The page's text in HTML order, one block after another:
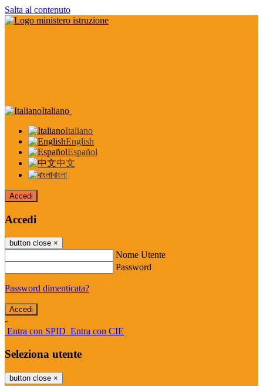
Salta al contenuto
Italiano
Italiano
English
Español
中文
বাংলা
Accedi
Accedi
button close ×
Nome Utente
Password
Password dimenticata?
-
Entra con SPID Entra con CIE
Seleziona utente
button close ×